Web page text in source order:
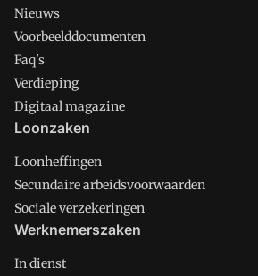
Nieuws
Voorbeelddocumenten
Faq's
Verdieping
Digitaal magazine
Loonzaken
Loonheffingen
Secundaire arbeidsvoorwaarden
Sociale verzekeringen
Werknemerszaken
In dienst